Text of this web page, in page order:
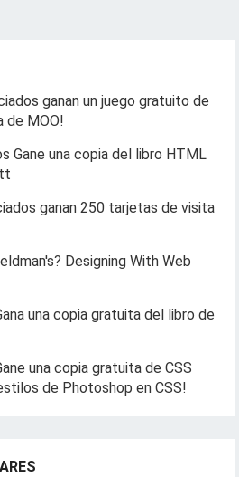
ganan un juego gratuito de
de MOO!
Gane una copia del libro HTML
ganan 250 tarjetas de visita
Designing With Web
una copia gratuita del libro de
una copia gratuita de CSS
de Photoshop en CSS!